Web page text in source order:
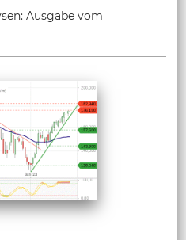
Ausgabe vom